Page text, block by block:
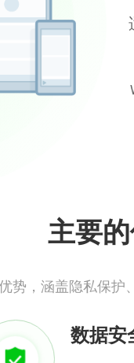
主要
势，涵盖隐私保
数据安